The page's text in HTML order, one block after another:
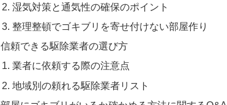
湿気対策と通気性の確保のポイント
整理整頓でゴキブリを寄せ付けない部屋作り
信頼できる駆除業者の選び方
業者に依頼する際の注意点
地域別の頼れる駆除業者リスト